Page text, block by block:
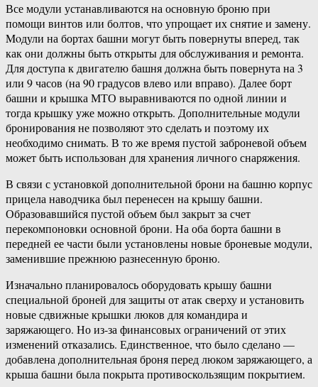
Все модули устанавливаются на основную броню при
помощи винтов или болтов, что упрощает их снятие и замену.
Moдули на бортах башни могут быть повернуты вперед, так
как они должны быть открыты для обслуживания и ремонта.
Для доступа к двигателю башня должна быть повернута на 3
или 9 часов (на 90 градусов влево или вправо). Далее борт
башни и крышка МТО выравниваются по одной линии и
тогда крышку уже можно открыть. Дополнительные модули
бронирования не позволяют это сделать и поэтому их
необходимо снимать. В то же время пустой заброневой объем
может быть использован для хранения личного снаряжения.
В связи с установкой дополнительной брони на башню корпус
прицела наводчика был перенесен на крышу башни.
Образовавшийся пустой объем был закрыт за счет
перекомпоновки основной брони. На оба борта башни в
передней ее части были установлены новые броневые модули,
заменившие прежнюю разнесенную броню.
Изначально планировалось оборудовать крышу башни
специальной броней для защиты от атак сверху и установить
новые сдвижные крышки люков для командира и
заряжающего. Но из-за финансовых ограничений от этих
изменений отказались. Единственное, что было сделано —
добавлена дополнительная броня перед люком заряжающего, а
крыша башни была покрыта противоскользящим покрытием.